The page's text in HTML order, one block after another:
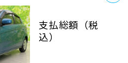
支払総額 （税
込）